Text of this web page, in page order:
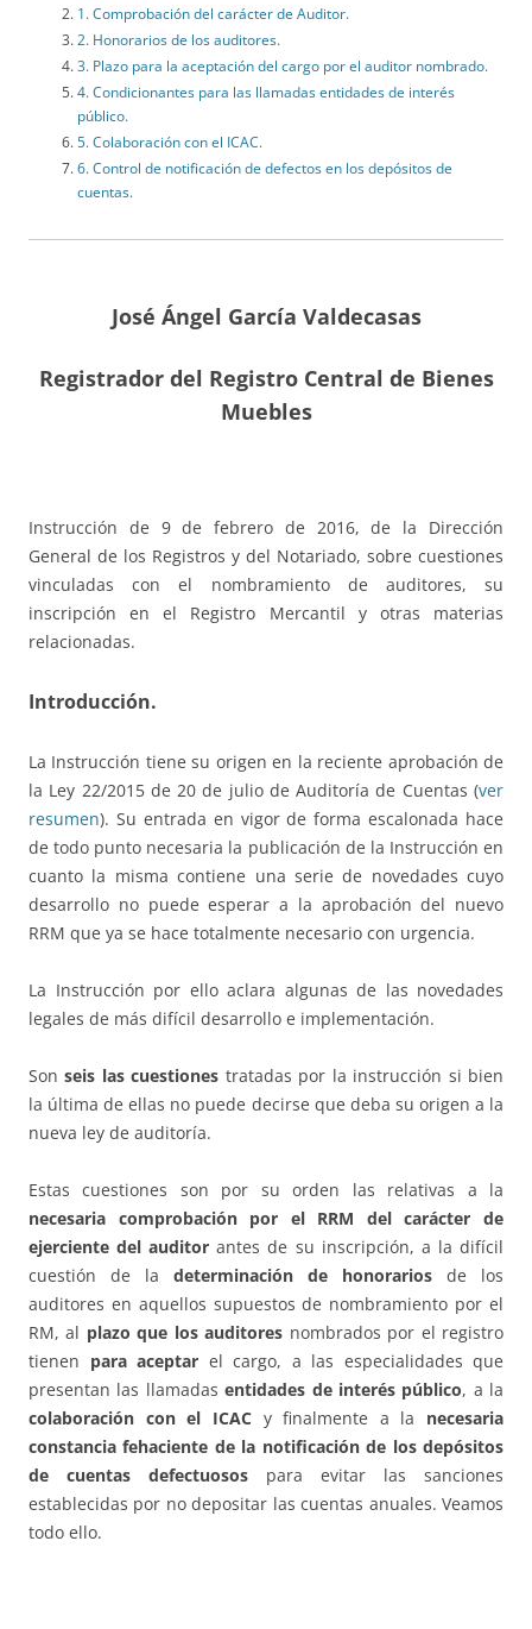
1. Comprobación del carácter de Auditor.
2. Honorarios de los auditores.
3. Plazo para la aceptación del cargo por el auditor nombrado.
4. Condicionantes para las llamadas entidades de interés
público.
5. Colaboración con el ICAC.
6. Control de notificación de defectos en los depósitos de
cuentas.
José Ángel García Valdecasas
Registrador del Registro Central de Bienes
Muebles
Instrucción de 9 de febrero de 2016, de la Dirección
General de los Registros y del Notariado, sobre cuestiones
vinculadas con el nombramiento de auditores, su
inscripción en el Registro Mercantil y otras materias
relacionadas.
Introducción.
La Instrucción tiene su origen en la reciente aprobación de
la Ley 22/2015 de 20 de julio de Auditoría de Cuentas (ver
resumen). Su entrada en vigor de forma escalonada hace
de todo punto necesaria la publicación de la Instrucción en
cuanto la misma contiene una serie de novedades cuyo
desarrollo no puede esperar a la aprobación del nuevo
RRM que ya se hace totalmente necesario con urgencia.
La Instrucción por ello aclara algunas de las novedades
legales de más difícil desarrollo e implementación.
Sonseis las cuestiones tratadas por la instrucción si bien
la última de ellas no puede decirse que deba su origen a la
nueva ley de auditoría.
Estas cuestiones son por su orden las relativas a la
necesaria comprobación por el RRM del carácter de
ejerciente del auditor antes de su inscripción, a la difícil
cuestión de la determinación de honorarios de los
auditores en aquellos supuestos de nombramiento por el
RM, al plazo que los auditores nombrados por el registro
tienen para aceptar el cargo, a las especialidades que
presentan las llamadasentidades de interés público, a la
colaboración con el ICACy finalmente a la necesaria
constancia fehaciente de la notificación de los depósitos
de cuentas defectuosos para evitar las sanciones
establecidas por no depositar las cuentas anuales. Veamos
todo ello.